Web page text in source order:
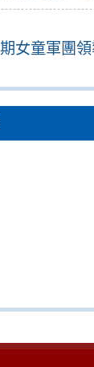
女童軍團